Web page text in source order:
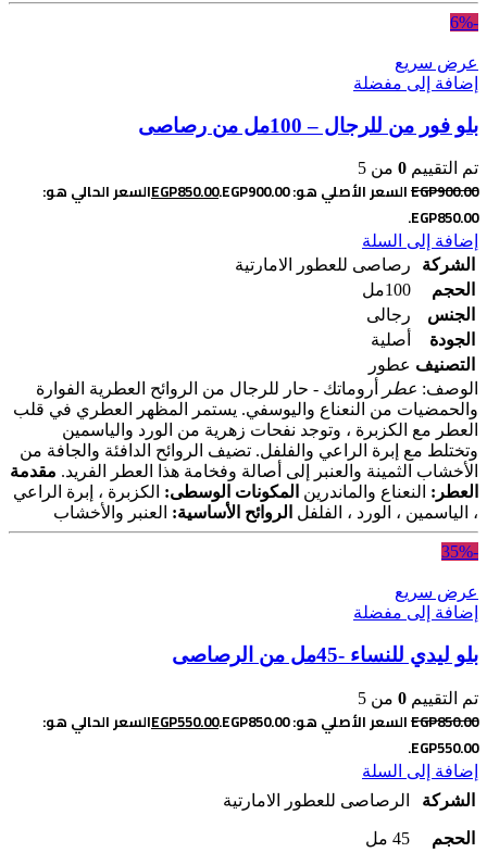
-6%
عرض سريع
إضافة إلى مفضلة
بلو فور من للرجال – 100مل من رصاصى
تم التقييم 0 من 5
EGP900.00 السعر الأصلي هو: EGP900.00. EGP850.00
السعر الحالي هو:
EGP850.00.
إضافة إلى السلة
الشركة
رصاصى للعطور الامارتية
الحجم
100مل
الجنس
رجالى
الجودة
أصلية
التصنيف عطور
الوصف: عطر
أروماتك - حار للرجال من الروائح العطرية الفوارة
والحمضيات من النعناع واليوسفي. يستمر المظهر العطري في قلب
العطر مع الكزبرة ، وتوجد نفحات زهرية من الورد والياسمين
وتختلط مع إبرة الراعي والفلفل. تضيف الروائح الدافئة والجافة من
الأخشاب الثمينة والعنبر إلى أصالة وفخامة هذا العطر الفريد. مقدمة
العطر: النعناع والماندرين المكونات الوسطى: الكزبرة ، إبرة الراعي
، الياسمين ، الورد ، الفلفل الروائح الأساسية: العنبر والأخشاب
-35%
عرض سريع
إضافة إلى مفضلة
بلو ليدي للنساء -45مل من الرصاصى
تم التقييم 0 من 5
EGP850.00 السعر الأصلي هو: EGP850.00. EGP550.00
السعر الحالي هو:
EGP550.00.
إضافة إلى السلة
الشركة
الرصاصى للعطور الامارتية
الحجم 45 مل